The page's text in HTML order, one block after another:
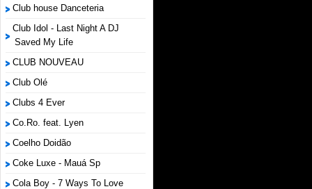
Club house Danceteria
Club Idol - Last Night A DJ
Saved My Life
CLUB NOUVEAU
Club Olé
Clubs 4 Ever
Co.Ro. feat. Lyen
Coelho Doidão
Coke Luxe - Mauá Sp
Cola Boy - 7 Ways To Love